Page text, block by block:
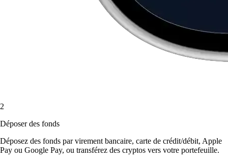
2
Déposer des fonds
Déposez des fonds par virement bancaire, carte de crédit/débit, Apple
Pay ou Google Pay, ou transférez des cryptos vers votre portefeuille.